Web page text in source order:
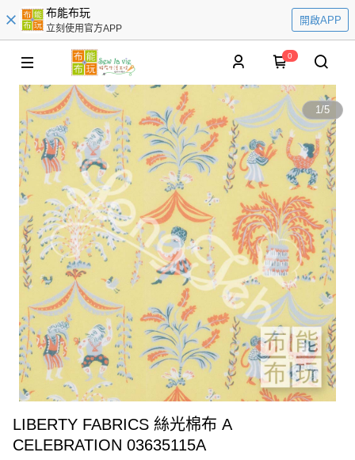
布能布玩
立刻使用官方APP
開啟APP
0
1/5
LIBERTY FABRICS 絲光棉布 A
CELEBRATION 03635115A